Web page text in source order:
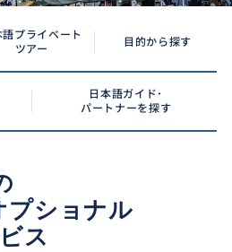
語プライベート
ツアー
目的から探す
日本語ガイド･
パートナーを探す
プショナル
ス